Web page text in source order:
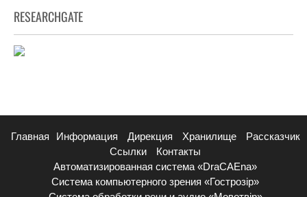
RESEARCHGATE
Главная Информация Дирекция Хранилище
Рассказчик
Ссылки
Контакты
Автоматизированная система «DraCAEna»
Система компьютерного зрения «Гострозір»